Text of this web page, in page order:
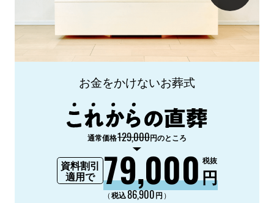
お金をかけないお葬式
通常価格129,000円のところ
資料割引
適用で
79,000円
税抜
（税込86,900円 ）